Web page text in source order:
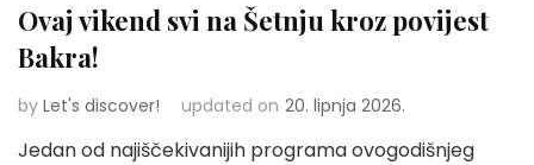
Ovaj vikend svi na Šetnju kroz povijest
Bakra!
by Let's discover! updated on 20. lipnja 2026.
Jedan od najiščekivanijih programa ovogodišnjeg